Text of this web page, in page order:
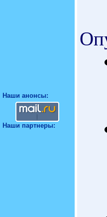
Наши анонсы:
Наши партнеры: